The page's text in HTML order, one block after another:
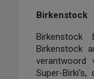
Birkenstock
Birkenstock
Super-